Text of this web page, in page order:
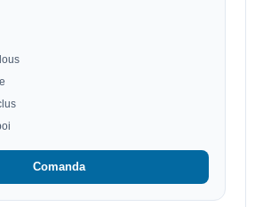
Comanda